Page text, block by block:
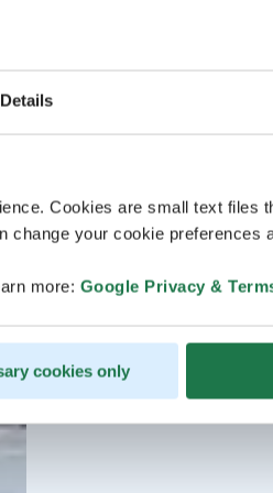
Details
Cookies are small text files
change your cookie preferences
more: Google Privacy &
cookies only